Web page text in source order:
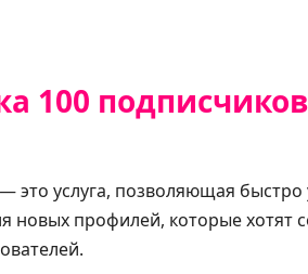
100
это услуга, позволяющая
новых профилей, которые хотят